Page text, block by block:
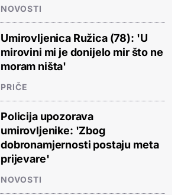
NOVOSTI
Umirovljenica Ružica (78): 'U
mirovini mi je donijelo mir što ne
moram ništa'
PRIČE
Policija upozorava
umirovljenike: 'Zbog
dobronamjernosti postaju meta
prijevare'
NOVOSTI